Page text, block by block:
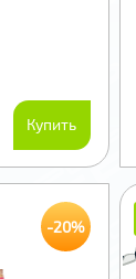
Купить
-20%